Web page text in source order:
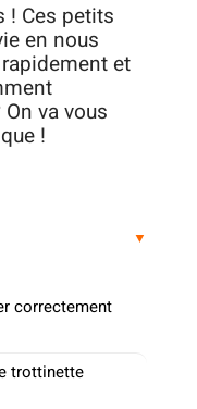
! Ces petits
en nous
et
va vous
!
correctement
trottinette